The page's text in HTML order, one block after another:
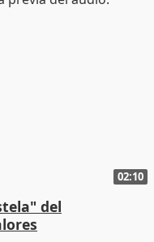
02:10
del